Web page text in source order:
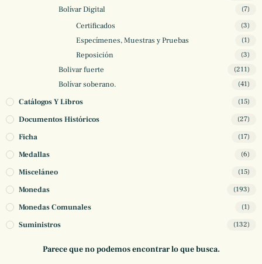
Bolívar Digital (7)
Certificados (3)
Especímenes, Muestras y Pruebas (1)
Reposición (3)
Bolivar fuerte (211)
Bolívar soberano. (41)
Catálogos Y Libros (15)
Documentos Históricos (27)
Ficha (17)
Medallas (6)
Misceláneo (15)
Monedas (193)
Monedas Comunales (1)
Suministros (132)
Parece que no podemos encontrar lo que busca.